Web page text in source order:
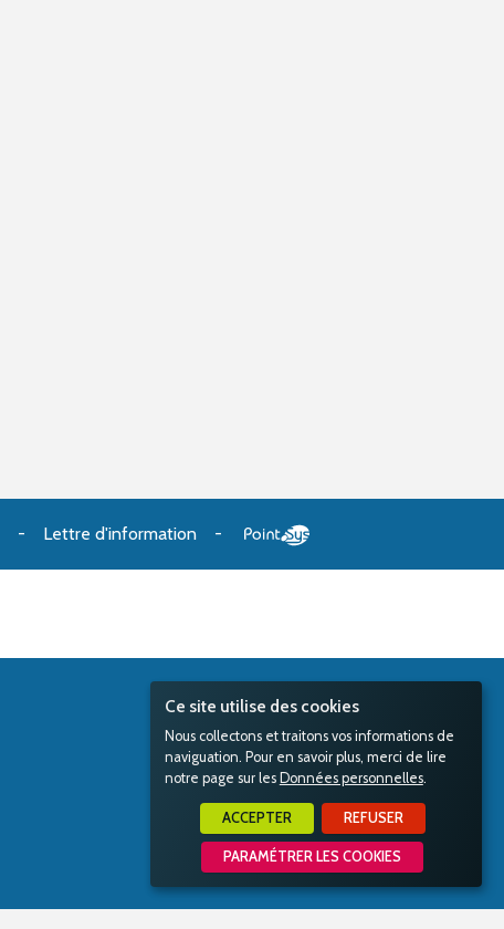
Ce site utilise des cookies
Nous collectons et traitons vos informations de
naviguation. Pour en savoir plus, merci de lire
notre page sur les Données personnelles.
ACCEPTER REFUSER
PARAMÉTRER LES COOKIES
Lettre d'information